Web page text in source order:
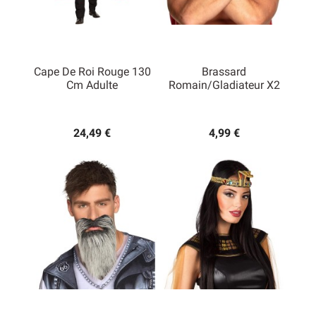
Cape De Roi Rouge 130
Cm Adulte
24,49 €
Brassard
Romain/Gladiateur X2
4,99 €